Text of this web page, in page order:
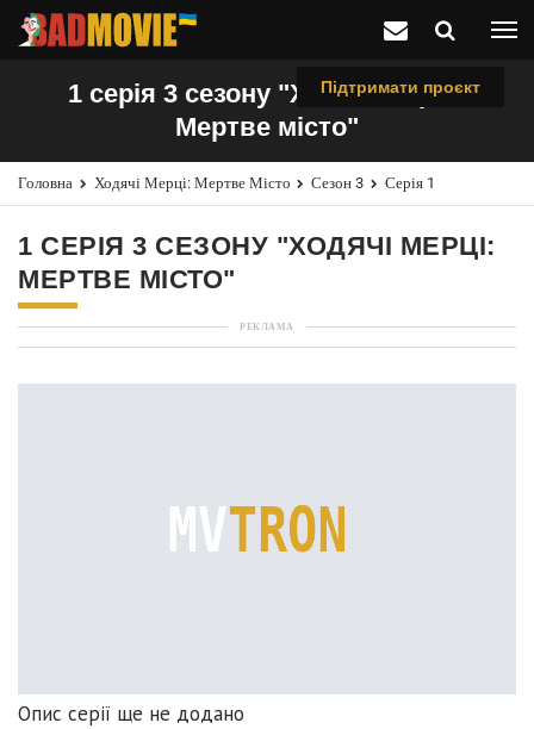
Підтримати проєкт
1 серія 3 сезону "Ходячі мерці:
Мертве місто"
Головна Ходячі Мерці: Мертве Місто Сезон 3 Серія 1
1 СЕРІЯ 3 СЕЗОНУ "ХОДЯЧІ МЕРЦІ:
МЕРТВЕ МІСТО"
РЕКЛАМА
Опис серії ще не додано